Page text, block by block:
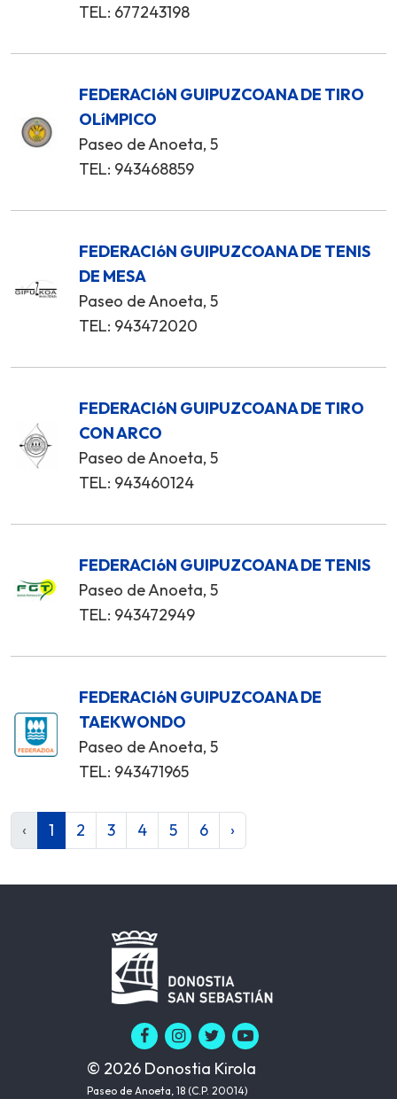
TEL: 677243198
FEDERACIóN GUIPUZCOANA DE TIRO
OLíMPICO
Paseo de Anoeta, 5
TEL: 943468859
FEDERACIóN GUIPUZCOANA DE TENIS
DE MESA
Paseo de Anoeta, 5
TEL: 943472020
FEDERACIóN GUIPUZCOANA DE TIRO
CON ARCO
Paseo de Anoeta, 5
TEL: 943460124
FEDERACIóN GUIPUZCOANA DE TENIS
Paseo de Anoeta, 5
TEL: 943472949
FEDERACIóN GUIPUZCOANA DE
TAEKWONDO
Paseo de Anoeta, 5
TEL: 943471965
‹ 1 2 3 4 5 6 ›
© 2026 Donostia Kirola
Paseo de Anoeta, 18 (C.P. 20014)